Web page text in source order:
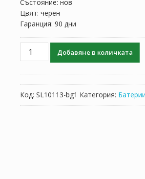
Състояние: нов
Цвят: черен
Гаранция: 90 дни
количество
лаптоп
Добавяне в количката
Код: SL10113-bg1 Категория: